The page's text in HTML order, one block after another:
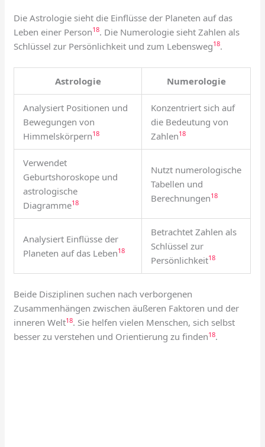
Die Astrologie sieht die Einflüsse der Planeten auf das
Leben einer Person18. Die Numerologie sieht Zahlen als
Schlüssel zur Persönlichkeit und zum Lebensweg18.
Astrologie Numerologie
Analysiert Positionen und
Bewegungen von
Himmelskörpern18
Konzentriert sich auf
die Bedeutung von
Zahlen18
Verwendet
Geburtshoroskope und
astrologische
Diagramme18
Nutzt numerologische
Tabellen und
Berechnungen18
Analysiert Einflüsse der
Planeten auf das Leben18
Betrachtet Zahlen als
Schlüssel zur
Persönlichkeit18
Beide Disziplinen suchen nach verborgenen
Zusammenhängen zwischen äußeren Faktoren und der
inneren Welt18. Sie helfen vielen Menschen, sich selbst
besser zu verstehen und Orientierung zu finden18.